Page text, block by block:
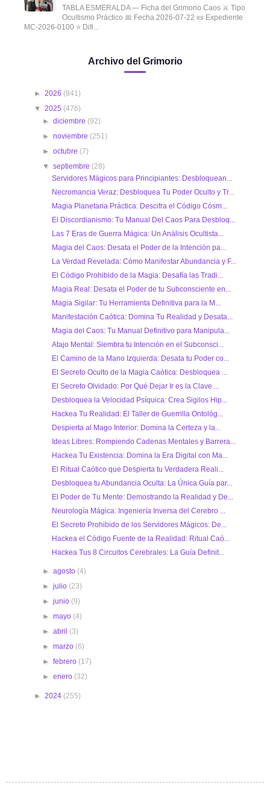
TABLA ESMERALDA — Ficha del Grimorio Caos ⚔️ Tipo
Ocultismo Práctico 📅 Fecha 2026-07-22 📜 Expediente
MC-2026-0100 ⭐ Difi...
Archivo del Grimorio
► 2026 (841)
▼ 2025 (476)
►diciembre (92)
►noviembre (251)
►octubre (7)
▼septiembre (28)
Servidores Mágicos para Principiantes: Desbloquean...
Necromancia Veraz: Desbloquea Tu Poder Oculto y Tr...
Magia Planetaria Práctica: Descifra el Código Cósm...
El Discordianismo: Tu Manual Del Caos Para Desbloq...
Las 7 Eras de Guerra Mágica: Un Análisis Ocultista...
Magia del Caos: Desata el Poder de la Intención pa...
La Verdad Revelada: Cómo Manifestar Abundancia y F...
El Código Prohibido de la Magia: Desafía las Tradi...
Magia Real: Desata el Poder de tu Subconsciente en...
Magia Sigilar: Tu Herramienta Definitiva para la M...
Manifestación Caótica: Domina Tu Realidad y Desata...
Magia del Caos: Tu Manual Definitivo para Manipula...
Atajo Mental: Siembra tu Intención en el Subconsci...
El Camino de la Mano Izquierda: Desata tu Poder co...
El Secreto Oculto de la Magia Caótica: Desbloquea ...
El Secreto Olvidado: Por Qué Dejar Ir es la Clave ...
Desbloquea la Velocidad Psíquica: Crea Sigilos Hip...
Hackea Tu Realidad: El Taller de Guerrilla Ontológ...
Despierta al Mago Interior: Domina la Certeza y la...
Ideas Libres: Rompiendo Cadenas Mentales y Barrera...
Hackea Tu Existencia: Domina la Era Digital con Ma...
El Ritual Caótico que Despierta tu Verdadera Reali...
Desbloquea tu Abundancia Oculta: La Única Guía par...
El Poder de Tu Mente: Demostrando la Realidad y De...
Neurología Mágica: Ingeniería Inversa del Cerebro ...
El Secreto Prohibido de los Servidores Mágicos: De...
Hackea el Código Fuente de la Realidad: Ritual Caó...
Hackea Tus 8 Circuitos Cerebrales: La Guía Definit...
►agosto (4)
►julio (23)
►junio (9)
►mayo (4)
►abril (3)
►marzo (6)
►febrero (17)
►enero (32)
► 2024 (255)